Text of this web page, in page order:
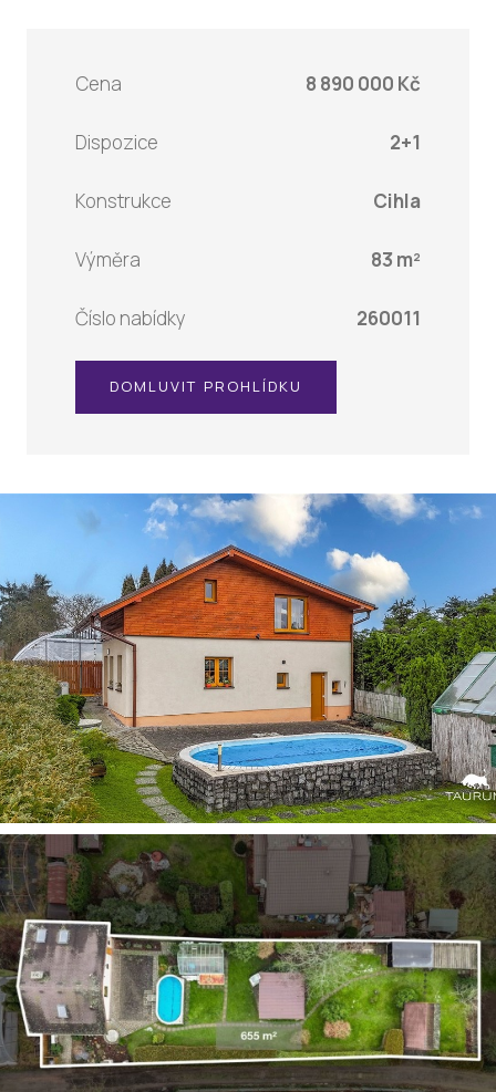
Cena 8 890 000 Kč
Dispozice 2+1
Konstrukce Cihla
Výměra 83 m²
Číslo nabídky 260011
DOMLUVIT PROHLÍDKU